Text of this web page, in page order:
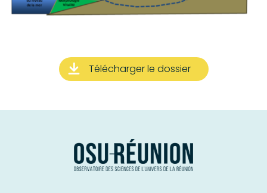
Télécharger le dossier